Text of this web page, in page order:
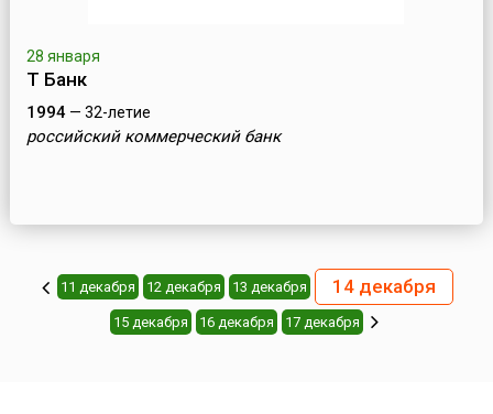
28 января
Т Банк
1994— 32-летие
российский коммерческий банк
11 декабря 12 декабря 13 декабря 14 декабря
15 декабря 16 декабря 17 декабря